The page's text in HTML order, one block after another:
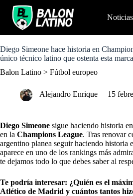
o
c
n
Noticias
Diego Simeone hace historia en
único técnico latino que ostenta esta marca
Balon Latino > Fútbol europeo
Alejandro Enrique 15
Diego Simeone sigue haciendo historia
en la Champions League. Tras renovar
argentino planea seguir haciendo historia
aparece en uno de los rankings más
te dejamos todo lo que debes saber al
Te podría interesar: ¿Quién es el
Atlético de Madrid y cuántos tantos